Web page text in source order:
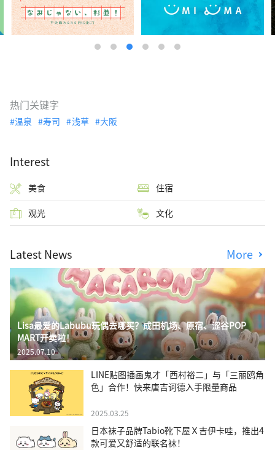
热门关键字
温泉 寿司 浅草 大阪
Interest
美食 住宿
观光 文化
Latest News More
Lisa最爱的Labubu玩偶去哪买？成田机场、原宿、涩谷POP
MART开卖啦！
2025.07.10
LINE贴图插画鬼才「西村裕二」与「三丽鸥角
色」合作！快来唐吉诃德入手限量商品
2025.03.25
日本袜子品牌Tabio靴下屋Ｘ吉伊卡哇，推出4
款可爱又舒适的联名袜！